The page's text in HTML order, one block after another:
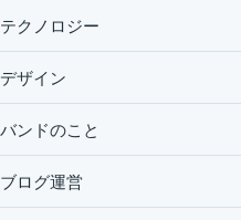
テクノロジー
デザイン
バンドのこと
ブログ運営